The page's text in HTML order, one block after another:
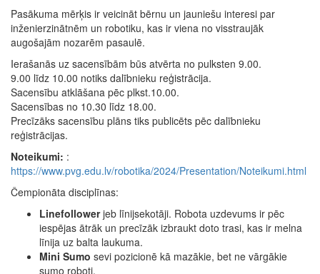
Pasākuma mērķis ir veicināt bērnu un jauniešu interesi par
inženierzinātnēm un robotiku, kas ir viena no visstraujāk
augošajām nozarēm pasaulē.
Ierašanās uz sacensībām būs atvērta no pulksten 9.00.
9.00 līdz 10.00 notiks dalībnieku reģistrācija.
Sacensību atklāšana pēc plkst.10.00.
Sacensības no 10.30 līdz 18.00.
Precīzāks sacensību plāns tiks publicēts pēc dalībnieku
reģistrācijas.
Noteikumi: :
https://www.pvg.edu.lv/robotika/2024/Presentation/Noteikumi.html
Čempionāta disciplīnas:
Linefollowerjeb līnijsekotāji. Robota uzdevums ir pēc
iespējas ātrāk un precīzāk izbraukt doto trasi, kas ir melna
līnija uz balta laukuma.
Mini Sumo sevi pozicionē kā mazākie, bet ne vārgākie
sumo roboti.